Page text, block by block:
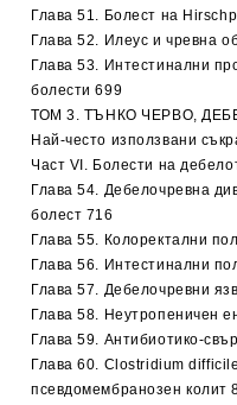
Глава 51. Болест на
Глава 52. Илеус и чревна
Глава 53. Интестинални
болести 699
ТОМ 3. ТЪНКО ЧЕРВО,
Най-често използвани
Част VI. Болести на
Глава 54. Дебелочревна
болест 716
Глава 55. Колоректални
Глава 56. Интестинални
Глава 57. Дебелочревни
Глава 58. Неутропеничен
Глава 59. Антибиотико-
Глава 60. Clostridium
псевдомембранозен колит